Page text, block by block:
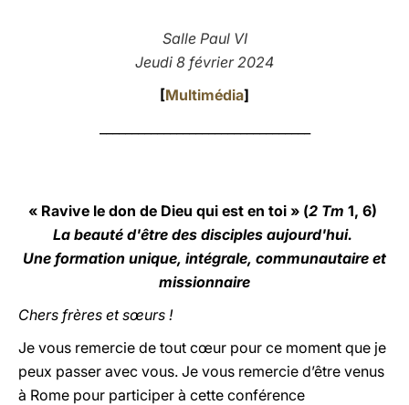
Salle Paul VI
Jeudi 8 février 2024
[Multimédia]
« Ravive le don de Dieu qui est en toi » (2 Tm 1, 6)
La beauté d'être des disciples aujourd'hui.
Une formation unique, intégrale, communautaire et
missionnaire
Chers frères et sœurs !
Je vous remercie de tout cœur pour ce moment que je
peux passer avec vous. Je vous remercie d’être venus
à Rome pour participer à cette conférence